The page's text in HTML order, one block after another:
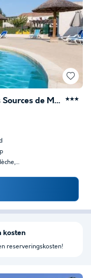
Résidence Odalys Référence Les Sources de Manon ★★★
kosten
reserveringskosten!